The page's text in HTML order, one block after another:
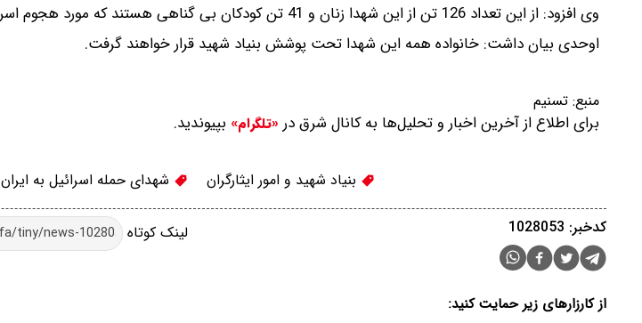
وی افزود: از این تعداد 126 تن از این شهدا زنان و 41 تن کودکان بی گناهی هستند که مورد هجوم اسرائیل قرار گرفتند.
اوحدی بیان داشت: خانواده همه این شهدا تحت پوشش بنیاد شهید قرار خواهند گرفت.
منبع: تسنیم
برای اطلاع از آخرین اخبار و تحلیل‌ها به کانال شرق در «تلگرام» بپیوندید.
بنیاد شهید و امور ایثارگران شهدای حمله اسرائیل به ایران
لینک کوتاه کدخبر: 1028053
از کارزارهای زیر حمایت کنید: